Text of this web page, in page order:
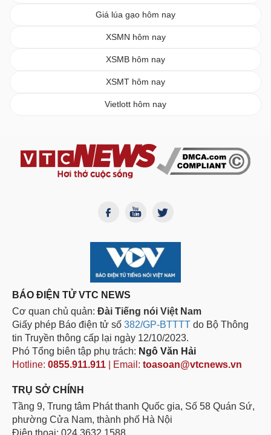
Giá lúa gạo hôm nay
XSMN hôm nay
XSMB hôm nay
XSMT hôm nay
Vietlott hôm nay
BÁO ĐIỆN TỬ VTC NEWS
Cơ quan chủ quản: Đài Tiếng nói Việt Nam
Giấy phép Báo điện tử số 382/GP-BTTTT do Bộ Thông
tin Truyền thông cấp lại ngày 12/10/2023.
Phó Tổng biên tập phụ trách: Ngô Văn Hải
Hotline: 0855.911.911 | Email: toasoan@vtcnews.vn
TRỤ SỞ CHÍNH
Tầng 9, Trung tâm Phát thanh Quốc gia, Số 58 Quán Sứ,
phường Cửa Nam, thành phố Hà Nội